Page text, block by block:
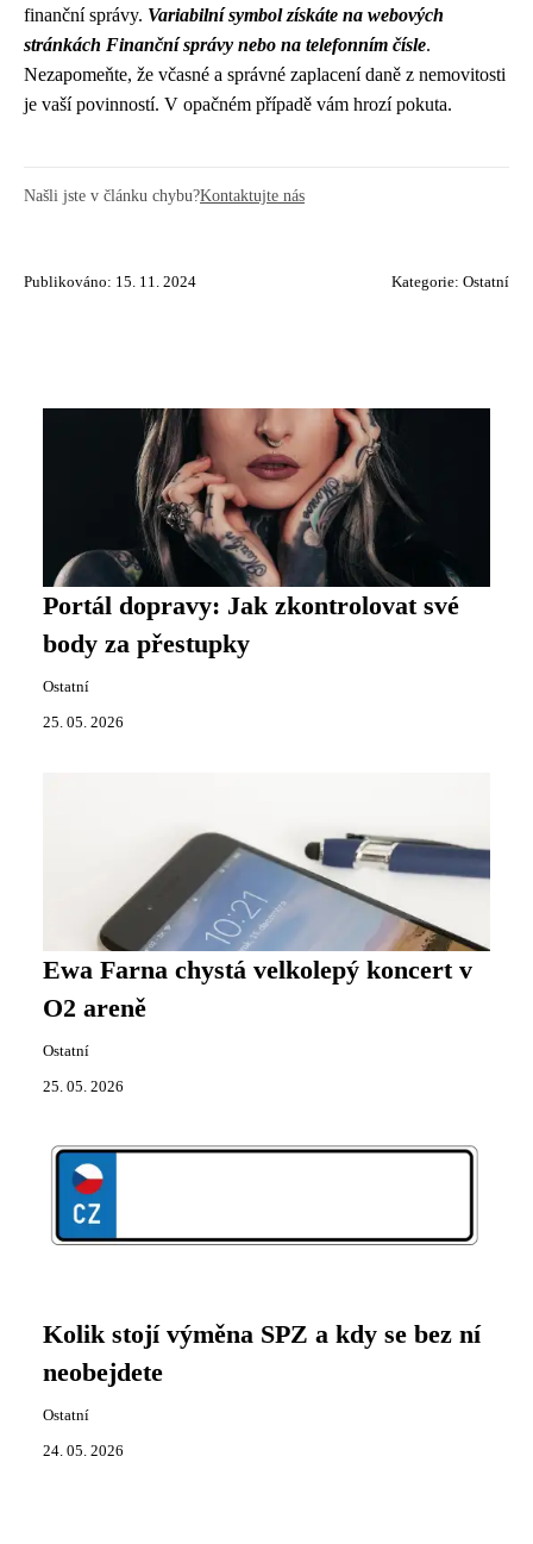
finanční správy. Variabilní symbol získáte na webových
stránkách Finanční správy nebo na telefonním čísle.
Nezapomeňte, že včasné a správné zaplacení daně z nemovitosti
je vaší povinností. V opačném případě vám hrozí pokuta.
Našli jste v článku chybu?Kontaktujte nás
Publikováno: 15. 11. 2024 Kategorie: Ostatní
Portál dopravy: Jak zkontrolovat své
body za přestupky
Ostatní
25. 05. 2026
Ewa Farna chystá velkolepý koncert v
O2 areně
Ostatní
25. 05. 2026
Kolik stojí výměna SPZ a kdy se bez ní
neobejdete
Ostatní
24. 05. 2026